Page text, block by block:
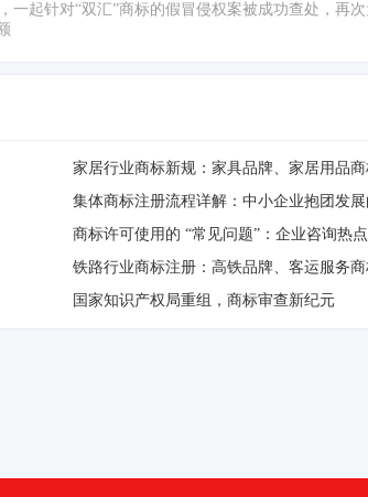
起针对“双汇”商标的假冒侵权案被成功查处，再
家居行业商标新规：家具品牌、家居用品
集体商标注册流程详解：中小企业抱团发
商标许可使用的 “常见问题”：企业咨询热点
铁路行业商标注册：高铁品牌、客运服务
国家知识产权局重组，商标审查新纪元